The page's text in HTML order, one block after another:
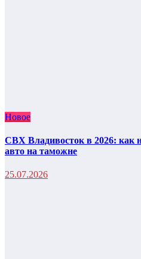
Новое
СВХ Владивосток в 2026: как
авто на таможне
25.07.2026